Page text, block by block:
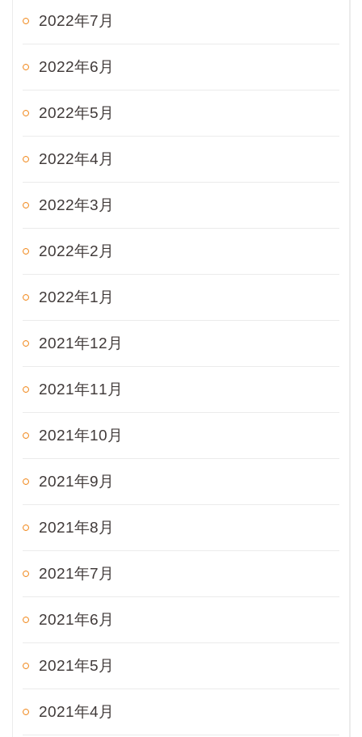
2022年7月
2022年6月
2022年5月
2022年4月
2022年3月
2022年2月
2022年1月
2021年12月
2021年11月
2021年10月
2021年9月
2021年8月
2021年7月
2021年6月
2021年5月
2021年4月